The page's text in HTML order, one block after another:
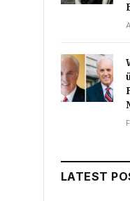
LATEST